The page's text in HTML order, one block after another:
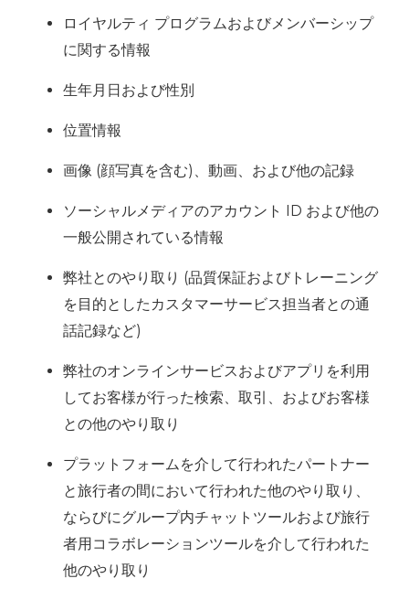
ロイヤルティ プログラムおよびメンバーシップ
に関する情報
生年月日および性別
位置情報
画像 (顔写真を含む)、動画、および他の記録
ソーシャルメディアのアカウント ID および他の
一般公開されている情報
弊社とのやり取り (品質保証およびトレーニング
を目的としたカスタマーサービス担当者との通
話記録など)
弊社のオンラインサービスおよびアプリを利用
してお客様が行った検索、取引、およびお客様
との他のやり取り
プラットフォームを介して行われたパートナー
と旅行者の間において行われた他のやり取り、
ならびにグループ内チャットツールおよび旅行
者用コラボレーションツールを介して行われた
他のやり取り